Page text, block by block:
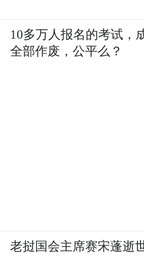
10多万人报名的考试，
全部作废，公平么？
老挝国会主席赛宋蓬逝